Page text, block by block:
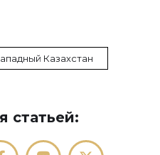
Казахстан
статьей: